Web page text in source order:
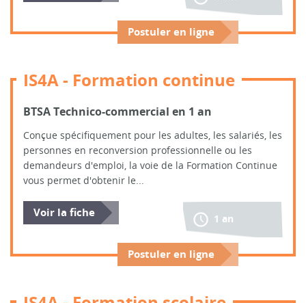
Postuler en ligne
IS4A - Formation continue
BTSA Technico-commercial en 1 an
Conçue spécifiquement pour les adultes, les salariés, les
personnes en reconversion professionnelle ou les
demandeurs d'emploi, la voie de la Formation Continue
vous permet d'obtenir le...
Voir la fiche
Postuler en ligne
1 an